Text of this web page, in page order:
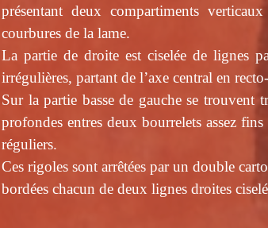
présentant deux compartiments
courbures de la lame.
La partie de droite est ciselée de lignes
irrégulières, partant de l’axe central en
Sur la partie basse de gauche se trouvent
profondes entres deux bourrelets assez
réguliers.
Ces rigoles sont arrêtées par un double
bordées chacun de deux lignes droites